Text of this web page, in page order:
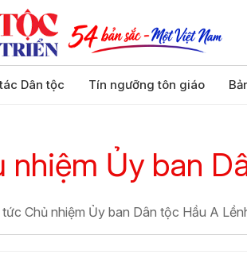
Dân tộc Tín ngưỡng tôn giáo
nhiệm Ủy ban
Chủ nhiệm Ủy ban Dân tộc Hầu A